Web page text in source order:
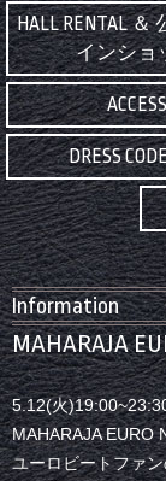
HALL RENTAL
インショ
ACCESS
DRESS
Information
MAHARAJA
5.12(火
MAHARAJA EURO
ユーロビートファ